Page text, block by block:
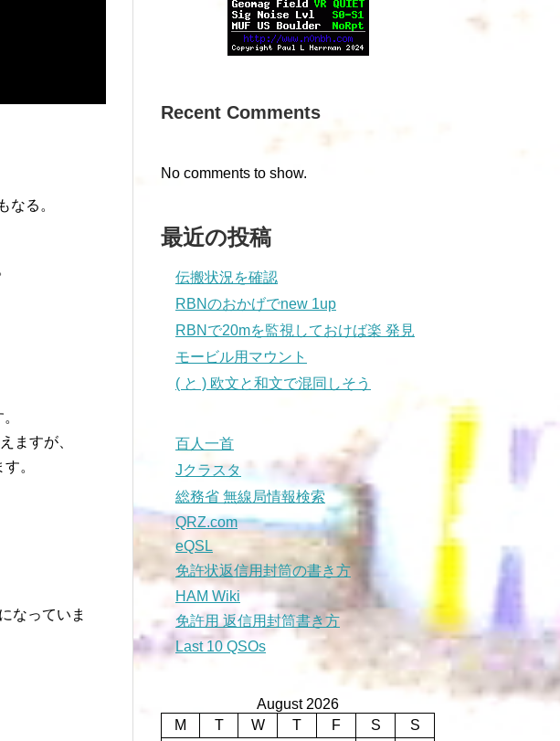
なる。
すが、
。
なっていま
Recent Comments
No comments to show.
最近の投稿
伝搬状況を確認
RBNのおかげでnew 1up
RBNで20mを監視しておけば楽 発見
モービル用マウント
( と ) 欧文と和文で混同しそう
百人一首
Jクラスタ
総務省 無線局情報検索
QRZ.com
eQSL
免許状返信用封筒の書き方
HAM Wiki
免許用 返信用封筒書き方
Last 10 QSOs
August 2026
M
T W T F S
S